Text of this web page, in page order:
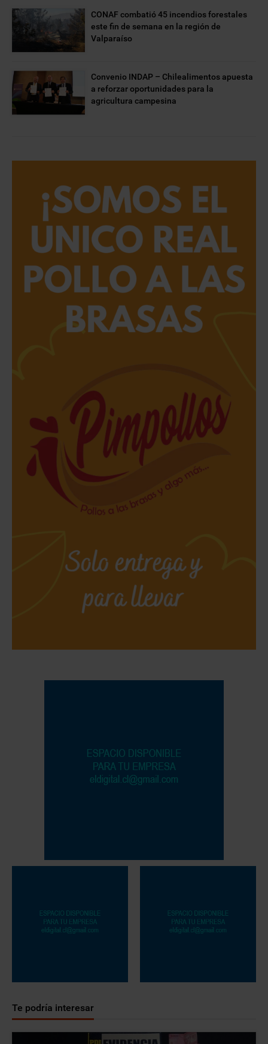
CONAF combatió 45 incendios forestales
este fin de semana en la región de
Valparaíso
Convenio INDAP – Chilealimentos apuesta
a reforzar oportunidades para la
agricultura campesina
Te podría interesar